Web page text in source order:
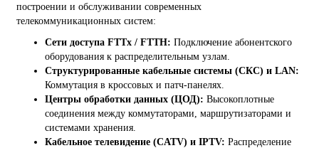
построении и обслуживании современных
телекоммуникационных систем:
Сети доступа FTTx / FTTH: Подключение абонентского
оборудования к распределительным узлам.
Структурированные кабельные системы (СКС) и LAN:
Коммутация в кроссовых и патч-панелях.
Центры обработки данных (ЦОД): Высокоплотные
соединения между коммутаторами, маршрутизаторами и
системами хранения.
Кабельное телевидение (CATV) и IPTV: Распределение